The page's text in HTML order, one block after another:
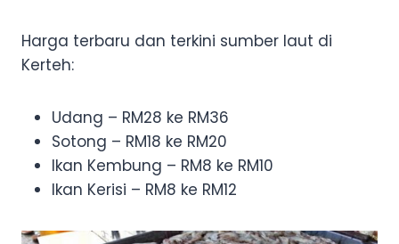
Harga terbaru dan terkini sumber laut di
Kerteh:
Udang – RM28 ke RM36
Sotong – RM18 ke RM20
Ikan Kembung – RM8 ke RM10
Ikan Kerisi – RM8 ke RM12